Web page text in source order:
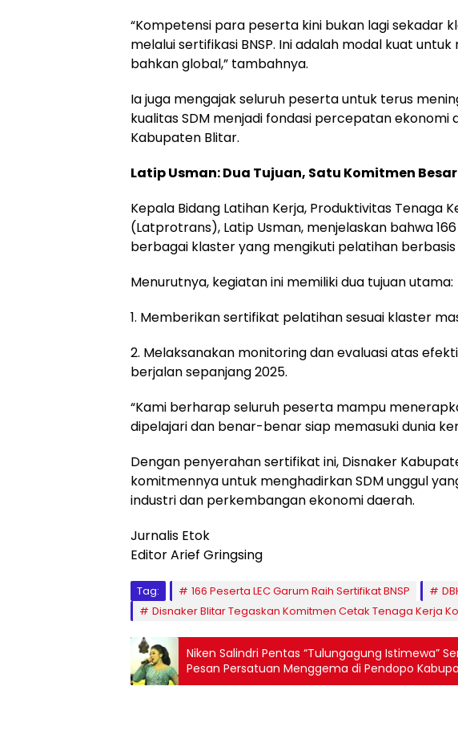
“Kompetensi para peserta kini bukan lagi sekadar
melalui sertifikasi BNSP. Ini adalah modal kuat
bahkan global,” tambahnya.
Ia juga mengajak seluruh peserta untuk terus
kualitas SDM menjadi fondasi percepatan ekonomi
Kabupaten Blitar.
Latip Usman: Dua Tujuan, Satu Komitmen Besar
Kepala Bidang Latihan Kerja, Produktivitas Tenaga
(Latprotrans), Latip Usman, menjelaskan bahwa
berbagai klaster yang mengikuti pelatihan berbasis
Menurutnya, kegiatan ini memiliki dua tujuan utama:
1. Memberikan sertifikat pelatihan sesuai klaster
2. Melaksanakan monitoring dan evaluasi atas
berjalan sepanjang 2025.
“Kami berharap seluruh peserta mampu
dipelajari dan benar-benar siap memasuki dunia
Dengan penyerahan sertifikat ini, Disnaker
komitmennya untuk menghadirkan SDM unggul
industri dan perkembangan ekonomi daerah.
Jurnalis Etok
Editor Arief Gringsing
Tag: 166 Peserta LEC Garum Raih Sertifikat BNSP
Disnaker Blitar Tegaskan Komitmen Cetak Tenaga Kerja
Niken Salindri Pentas “Tulungagung Istimewa”
Pesan Persatuan Menggema di Pendopo